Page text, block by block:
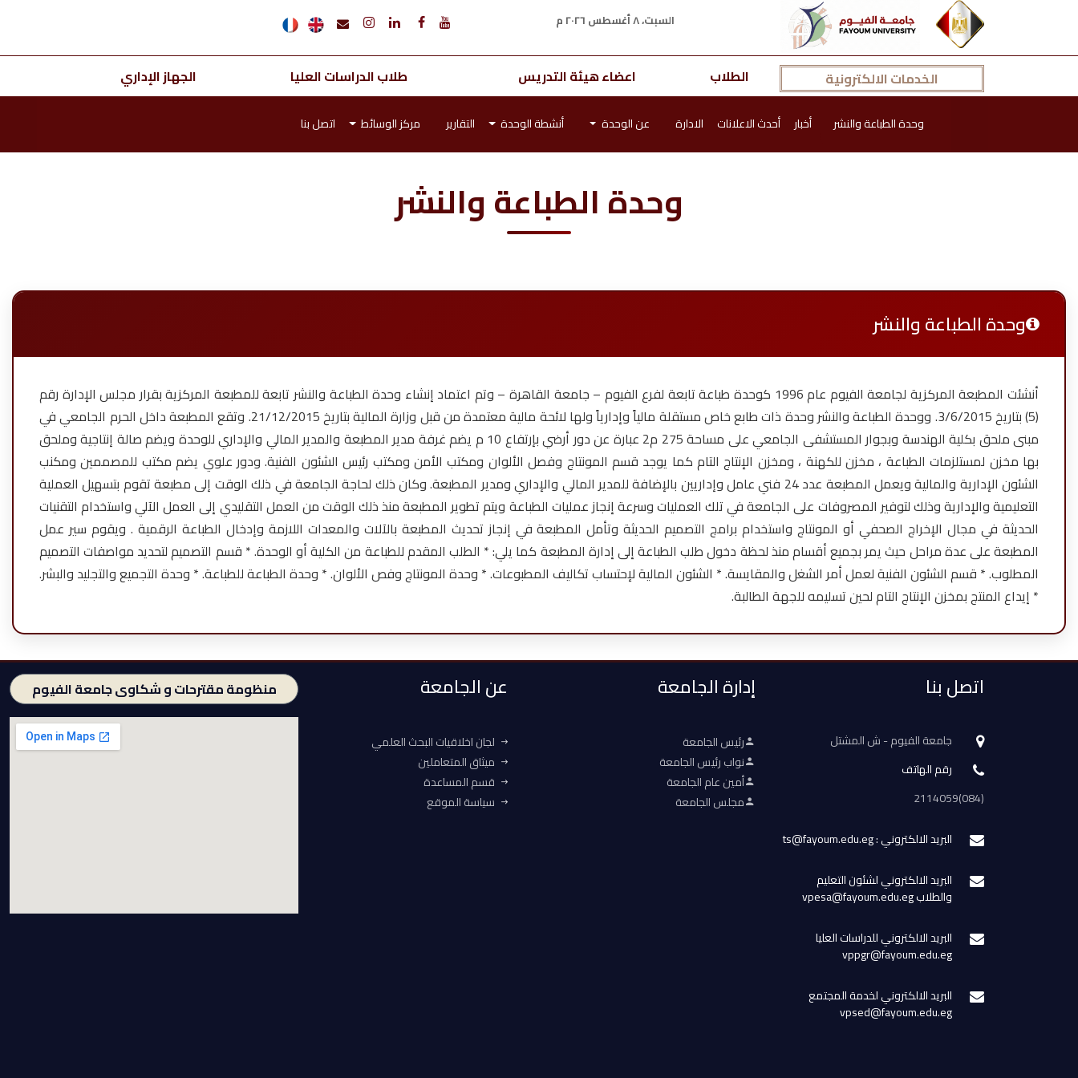
السبت، ٨ أغسطس ٢٠٢٦ م
الخدمات الالكترونية الطلاب اعضاء هيئة التدريس طلاب الدراسات العليا الجهاز الإداري
وحدة الطباعة والنشر أخبار أحدث الاعلانات الادارة عن الوحدة أنشطة الوحدة التقارير مركز الوسائط اتصل بنا
وحدة الطباعة والنشر
وحدة الطباعة والنشر
أنشئت المطبعة المركزية لجامعة الفيوم عام 1996 كوحدة طباعة تابعة لفرع الفيوم – جامعة القاهرة – وتم اعتماد إنشاء وحدة الطباعة والنشر تابعة للمطبعة المركزية بقرار مجلس الإدارة رقم
(5) بتاريخ 3/6/2015. ووحدة الطباعة والنشر وحدة ذات طابع خاص مستقلة مالياً وإدارياً ولها لائحة مالية معتمدة من قبل وزارة المالية بتاريخ 21/12/2015. وتقع المطبعة داخل الحرم الجامعي في
مبنى ملحق بكلية الهندسة وبجوار المستشفى الجامعي على مساحة 275 م2 عبارة عن دور أرضي بإرتفاع 10 م يضم غرفة مدير المطبعة والمدير المالي والإداري للوحدة ويضم صالة إنتاجية وملحق
بها مخزن لمستلزمات الطباعة ، مخزن للكهنة ، ومخزن الإنتاج التام كما يوجد قسم المونتاج وفصل الألوان ومكتب الأمن ومكتب رئيس الشئون الفنية. ودور علوي يضم مكتب للمصممين ومكنب
الشئون الإدارية والمالية ويعمل المطبعة عدد 24 فني عامل وإداريين بالإضافة للمدير المالي والإداري ومدير المطبعة. وكان ذلك لحاجة الجامعة في ذلك الوقت إلى مطبعة تقوم بتسهيل العملية
التعليمية والإدارية وذلك لتوفير المصروفات على الجامعة في تلك العمليات وسرعة إنجاز عمليات الطباعة ويتم تطوير المطبعة منذ ذلك الوقت من العمل التقليدي إلى العمل الآلي واستخدام التقنيات
الحديثة في مجال الإخراج الصحفي أو المونتاج واستخدام برامج التصميم الحديثة وتأمل المطبعة في إنجاز تحديث المطبعة بالآلات والمعدات اللازمة وإدخال الطباعة الرقمية . ويقوم سير عمل
المطبعة على عدة مراحل حيث يمر بجميع أقسام منذ لحظة دخول طلب الطباعة إلى إدارة المطبعة كما يلي: * الطلب المقدم للطباعة من الكلية أو الوحدة. * قسم التصميم لتحديد مواصفات التصميم
المطلوب. * قسم الشئون الفنية لعمل أمر الشغل والمقايسة. * الشئون المالية لإحتساب تكاليف المطبوعات. * وحدة المونتاج وفص الألوان. * وحدة الطباعة للطباعة. * وحدة التجميع والتجليد والبشر.
* إيداع المنتج بمخزن الإنتاج التام لحين تسليمه للجهة الطالبة.
اتصل بنا
جامعة الفيوم - ش المشتل
رقم الهاتف
(084)2114059
البريد الالكتروني : ts@fayoum.edu.eg
البريد الالكتروني لشئون التعليم
والطلاب vpesa@fayoum.edu.eg
البريد الالكتروني للدراسات العليا
vppgr@fayoum.edu.eg
البريد الالكتروني لخدمة المجتمع
vpsed@fayoum.edu.eg
إدارة الجامعة
رئيس الجامعة
نواب رئيس الجامعة
أمين عام الجامعة
مجلس الجامعة
عن الجامعة
لجان اخلاقيات البحث العلمي
ميثاق المتعاملين
قسم المساعدة
سياسة الموقع
منظومة مقترحات و شكاوى جامعة الفيوم